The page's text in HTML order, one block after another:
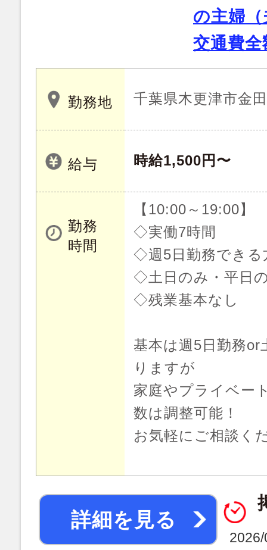
の主婦
交通費
勤務地 千葉県木更津市金田
給与 時給1,500円〜
勤務
時間
【10:00～19:00】
◇実働7時間
◇週5日勤務できる
◇土日のみ・平日
◇残業基本なし
基本は週5日勤務
りますが
家庭やプライベー
数は調整可能！
お気軽にご相談く
詳細を見る